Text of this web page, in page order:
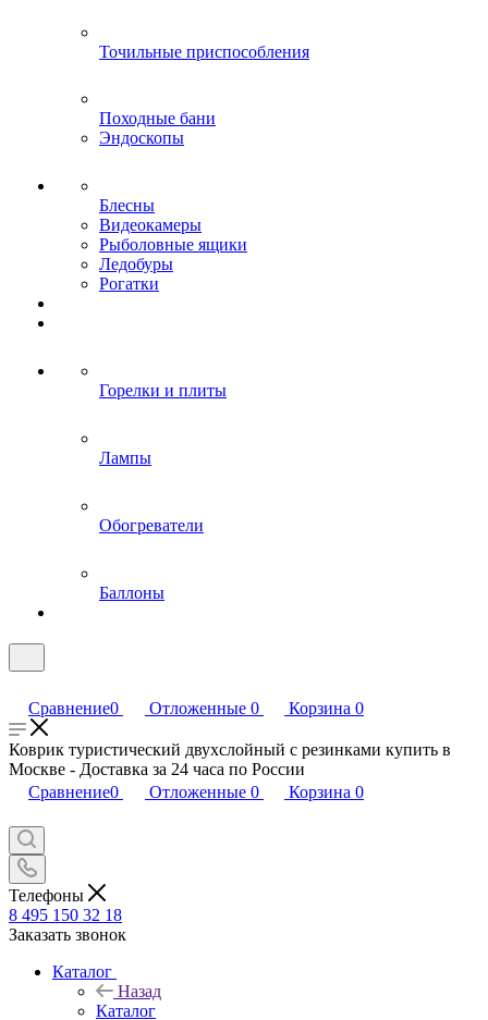
Точильные приспособления
Походные бани
Эндоскопы
Блесны
Видеокамеры
Рыболовные ящики
Ледобуры
Рогатки
Горелки и плиты
Лампы
Обогреватели
Баллоны
Сравнение0 Отложенные 0 Корзина 0
Коврик туристический двухслойный с резинками купить в
Москве - Доставка за 24 часа по России
Сравнение0 Отложенные 0 Корзина 0
Телефоны
8 495 150 32 18
Заказать звонок
Каталог
Назад
Каталог